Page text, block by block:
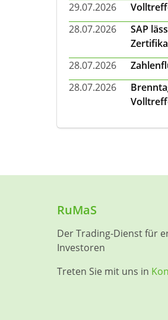
29.07.2026
28.07.2026
SAP
28.07.2026
28.07.2026
RuMaS
Der Trading-Dienst für
Investoren
Treten Sie mit uns in